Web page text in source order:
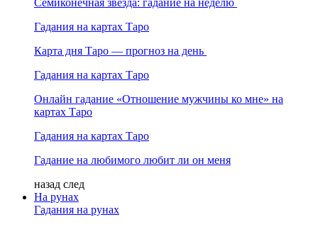
Семиконечная звезда: гадание на неделю
Гадания на картах Таро
Карта дня Таро — прогноз на день
Гадания на картах Таро
Онлайн гадание «Отношение мужчины ко мне» на
картах Таро
Гадания на картах Таро
Гадание на любимого любит ли он меня
назад след
На рунах
Гадания на рунах